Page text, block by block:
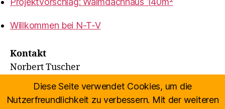
Willkommen bei N-T-V
Kontakt
Norbert Tuscher
Misselsdorf 156, 8480 Mureck
Tel:
0676 / 63 25 950
Diese Seite verwendet Cookies, um die
Nutzerfreundlichkeit zu verbessern. Mit der weiteren